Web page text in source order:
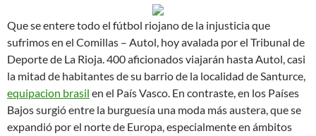
Que se entere todo el fútbol riojano de la injusticia que
sufrimos en el Comillas – Autol, hoy avalada por el Tribunal de
Deporte de La Rioja. 400 aficionados viajarán hasta Autol, casi
la mitad de habitantes de su barrio de la localidad de Santurce,
equipacion brasil en el País Vasco. En contraste, en los Países
Bajos surgió entre la burguesía una moda más austera, que se
expandió por el norte de Europa, especialmente en ámbitos